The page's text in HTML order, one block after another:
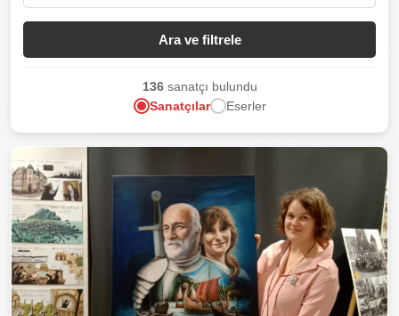
Ara ve filtrele
136sanatçı bulundu
Sanatçılar
Eserler